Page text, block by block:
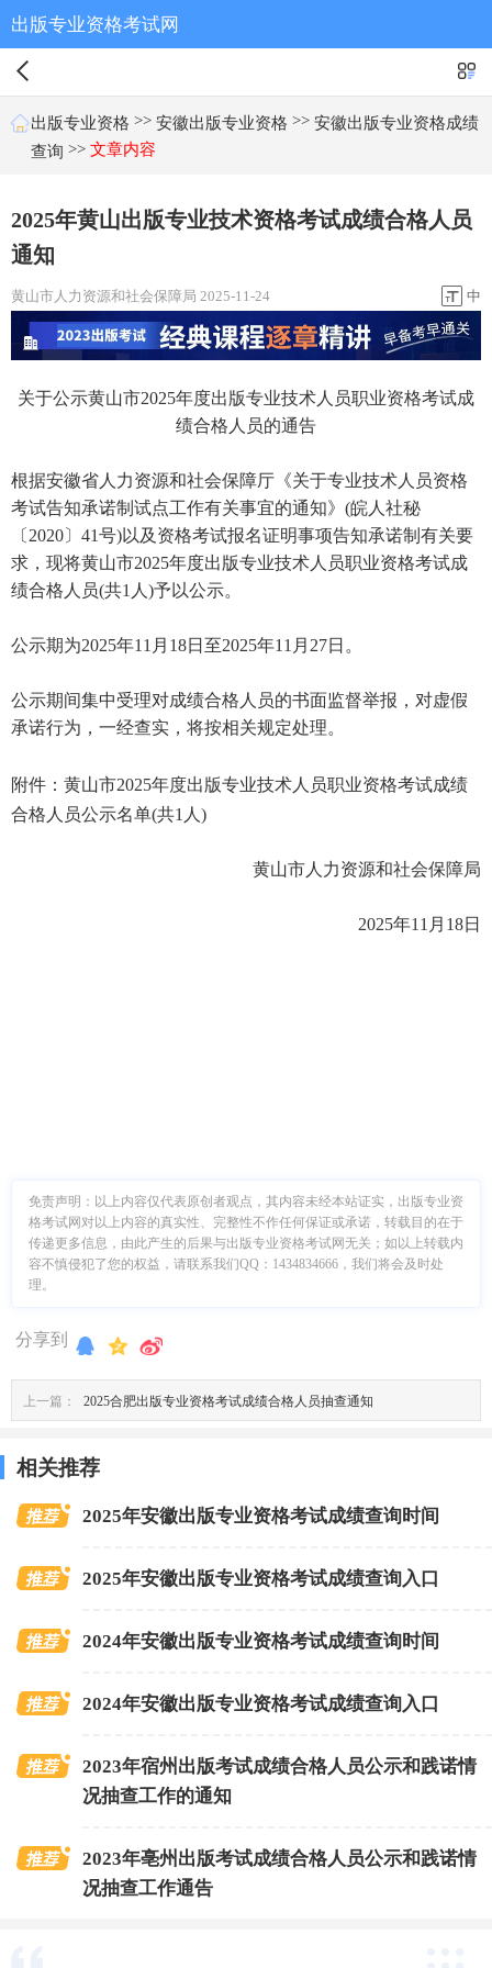
出版专业资格考试网
出版专业资格 >> 安徽出版专业资格 >> 安徽出版专业资格成绩
查询 >> 文章内容
2025年黄山出版专业技术资格考试成绩合格人员
通知
黄山市人力资源和社会保障局 2025-11-24 中
关于公示黄山市2025年度出版专业技术人员职业资格考试成
绩合格人员的通告
根据安徽省人力资源和社会保障厅《关于专业技术人员资格
考试告知承诺制试点工作有关事宜的通知》(皖人社秘
〔2020〕41号)以及资格考试报名证明事项告知承诺制有关要
求，现将黄山市2025年度出版专业技术人员职业资格考试成
绩合格人员(共1人)予以公示。
公示期为2025年11月18日至2025年11月27日。
公示期间集中受理对成绩合格人员的书面监督举报，对虚假
承诺行为，一经查实，将按相关规定处理。
附件：黄山市2025年度出版专业技术人员职业资格考试成绩
合格人员公示名单(共1人)
黄山市人力资源和社会保障局
2025年11月18日
免责声明： 以上内容仅代表原创者观点，其内容未经本站证实，出版专业资
格考试网对以上内容的真实性、完整性不作任何保证或承诺，转载目的在于
传递更多信息，由此产生的后果与出版专业资格考试网无关；如以上转载内
容不慎侵犯了您的权益，请联系我们QQ：1434834666，我们将会及时处
理。
分享到
上一篇： 2025合肥出版专业资格考试成绩合格人员抽查通知
相关推荐
2025年安徽出版专业资格考试成绩查询时间
2025年安徽出版专业资格考试成绩查询入口
2024年安徽出版专业资格考试成绩查询时间
2024年安徽出版专业资格考试成绩查询入口
2023年宿州出版考试成绩合格人员公示和践诺情
况抽查工作的通知
2023年亳州出版考试成绩合格人员公示和践诺情
况抽查工作通告